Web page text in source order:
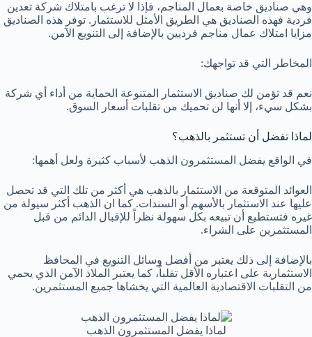
وهي صناديق خاصة بعمال المناجم، فإذا لا ترغب بامتلاك شركة تعدين
فردية فهذه الصناديق هي الطريق الأمثل للاستثمار. توفر هذه الصناديق
مزايا امتلاك عمال مناجم فرديين بالإضافة إلى التنويع الآمن.
المخاطر التي قد تواجهك:
نعم قد تؤمن لك صناديق الاستثمار المتنوعة الحماية من أداء أي شركة
بشكل سيء، إلا أنها لن تحميك من تقلبات أسعار السوق.
لماذا تفضل أن تستثمر بالذهب؟
في الواقع يفضل المستثمرون الذهب لأسباب كثيرة ولعل أهمها:
العوائد المتوقعة من الاستثمار بالذهب هي أكثر من تلك التي قد تحصل
عليها عند الاستثمار بالأسهم أو السندات. كما ان الذهب أكثر سيولة من
غيره فتستطيع أن تبيعه بكل سهولة نظراً للإقبال الدائم من قبل
المستثمرين على الشراء.
بالإضافة إلى ذلك يعتبر من أفضل وسائل التنويع في المحافظ
الاستثمارية على اعتباره الأقل تقلباً، كما يعتبر الملاذ الآمن الذي يحمي
من التقلبات الاقتصادية العالمية التي يخشاها جميع المستثمرين.
لماذا يفضل المستثمرون الذهب